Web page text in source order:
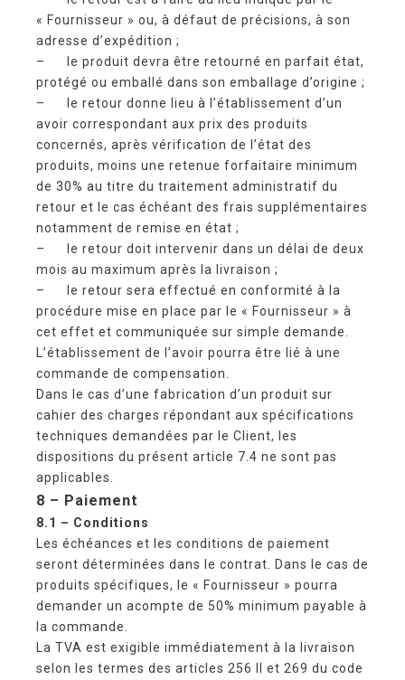
« Fournisseur » ou, à défaut de précisions, à son
adresse d’expédition ;
– le produit devra être retourné en parfait état,
protégé ou emballé dans son emballage d’origine ;
– le retour donne lieu à l’établissement d’un
avoir correspondant aux prix des produits
concernés, après vérification de l’état des
produits, moins une retenue forfaitaire minimum
de 30% au titre du traitement administratif du
retour et le cas échéant des frais supplémentaires
notamment de remise en état ;
– le retour doit intervenir dans un délai de deux
mois au maximum après la livraison ;
– le retour sera effectué en conformité à la
procédure mise en place par le « Fournisseur » à
cet effet et communiquée sur simple demande.
L’établissement de l’avoir pourra être lié à une
commande de compensation.
Dans le cas d’une fabrication d’un produit sur
cahier des charges répondant aux spécifications
techniques demandées par le Client, les
dispositions du présent article 7.4 ne sont pas
applicables.
8 – Paiement
8.1 – Conditions
Les échéances et les conditions de paiement
seront déterminées dans le contrat. Dans le cas de
produits spécifiques, le « Fournisseur » pourra
demander un acompte de 50% minimum payable à
la commande.
La TVA est exigible immédiatement à la livraison
selon les termes des articles 256 II et 269 du code